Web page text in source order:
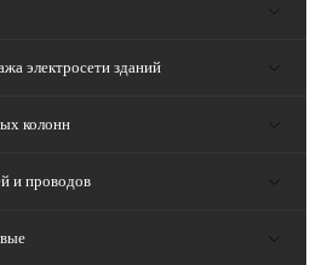
электросети зданий
колонн
и проводов